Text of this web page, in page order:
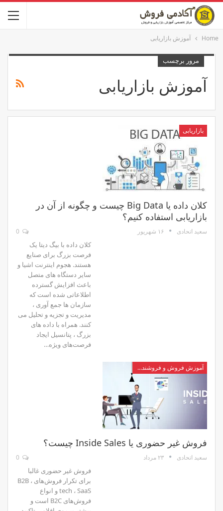
Home آموزش بازاریابی
مرور برچسب
آموزش بازاریابی
بازاریابی
کلان داده یا Big Data چیست و چگونه از آن در
بازاریابی استفاده کنیم؟
سعید اتحادی ۱۶ شهریور
کلان داده با بیگ دیتا یک
فرصت بزرگ برای صنایع
هستند. هجوم اینترنت اشیا و
سایر دستگاه های متصل
باعث افزایش گسترده
اطلاعاتی شده است که
سازمان ها جمع آوری ،
مدیریت و تجزیه و تحلیل می
کنند. همراه با داده های
بزرگ ، پتانسیل ایجاد
فرصت‌های ویژه…
آموزش فروش و فروشندگی
فروش غیر حضوری یا Inside Sales چیست؟
سعید اتحادی ۲۳ مرداد
فروش غیر حضوری غالبا
برای تکرار فروش‌های B2B ،
tech ، SaaS و انواع
فروش‌های B2C است و